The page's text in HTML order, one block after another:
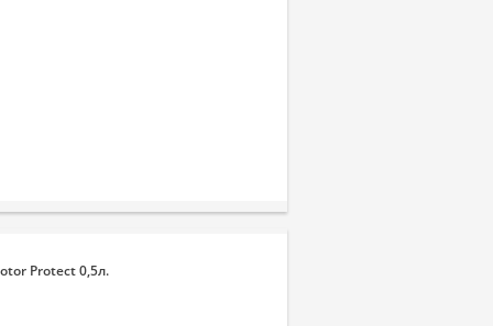
Protect 0,5л.